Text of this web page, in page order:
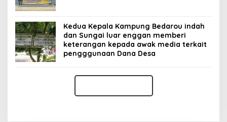
Kedua Kepala Kampung Bedarou indah
dan Sungai luar enggan memberi
keterangan kepada awak media terkait
pengggunaan Dana Desa